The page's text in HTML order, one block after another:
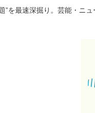
”を最速深掘り。芸能・ニ